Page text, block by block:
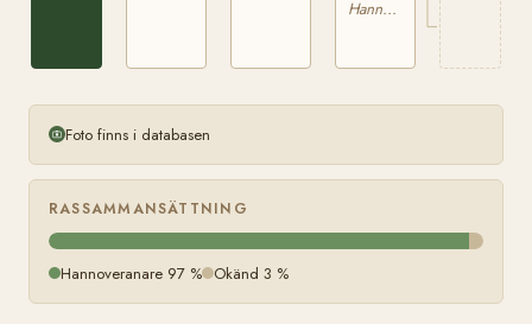
Hannoveranare
Foto finns i databasen
RASSAMMANSÄTTNING
Hannoveranare 97 % Okänd 3 %